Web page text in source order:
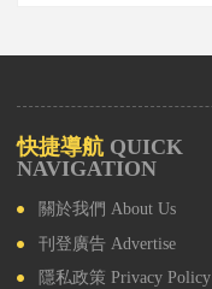
快捷導航 QUICK
NAVIGATION
關於我們 About Us
刊登廣告 Advertise
隱私政策 Privacy Policy